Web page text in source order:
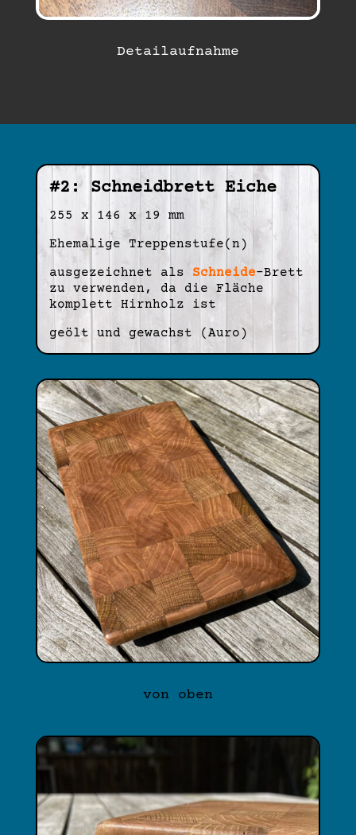
Detailaufnahme
#2: Schneidbrett Eiche
255 x 146 x 19 mm
Ehemalige Treppenstufe(n)
ausgezeichnet als Schneide-Brett
zu verwenden, da die Fläche
komplett Hirnholz ist
geölt und gewachst (Auro)
von oben